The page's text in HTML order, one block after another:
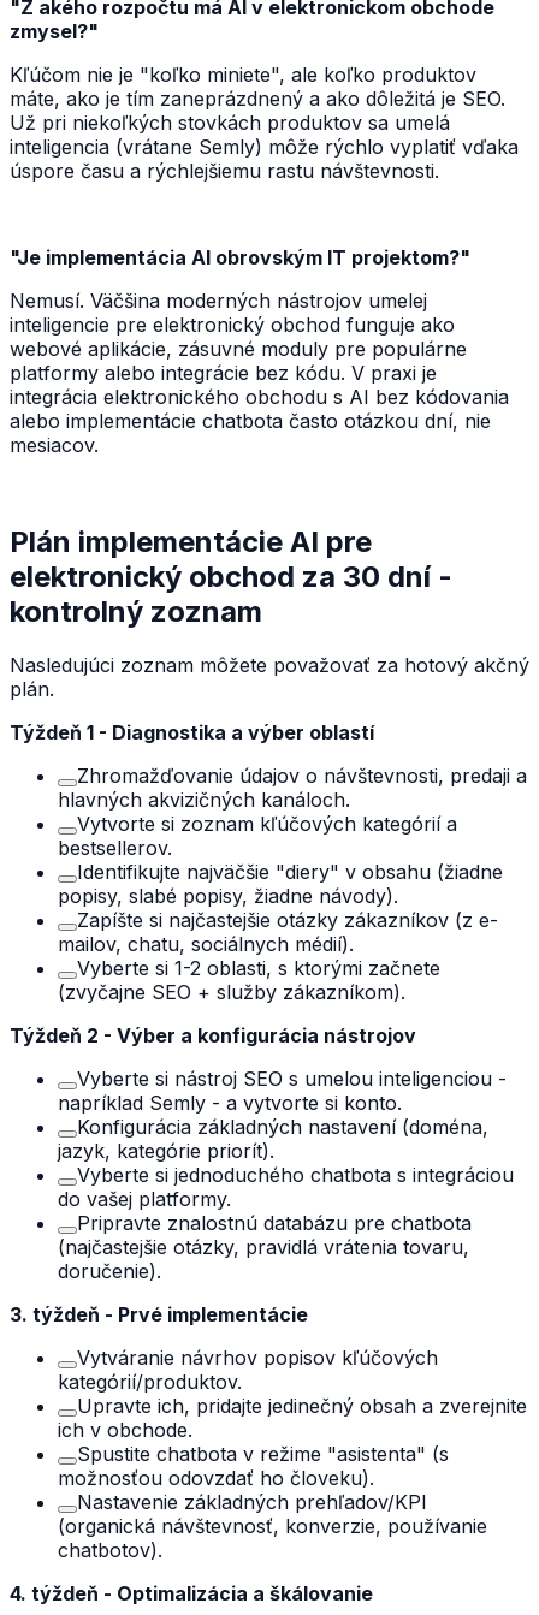
"Z akého rozpočtu má AI v elektronickom obchode
zmysel?"
Kľúčom nie je "koľko miniete", ale koľko produktov
máte, ako je tím zaneprázdnený a ako dôležitá je SEO.
Už pri niekoľkých stovkách produktov sa umelá
inteligencia (vrátane Semly) môže rýchlo vyplatiť vďaka
úspore času a rýchlejšiemu rastu návštevnosti.
"Je implementácia AI obrovským IT projektom?"
Nemusí. Väčšina moderných nástrojov umelej
inteligencie pre elektronický obchod funguje ako
webové aplikácie, zásuvné moduly pre populárne
platformy alebo integrácie bez kódu. V praxi je
integrácia elektronického obchodu s AI bez kódovania
alebo implementácie chatbota často otázkou dní, nie
mesiacov.
Plán implementácie AI pre
elektronický obchod za 30 dní -
kontrolný zoznam
Nasledujúci zoznam môžete považovať za hotový akčný
plán.
Týždeň 1 - Diagnostika a výber oblastí
Zhromažďovanie údajov o návštevnosti, predaji a
hlavných akvizičných kanáloch.
Vytvorte si zoznam kľúčových kategórií a
bestsellerov.
Identifikujte najväčšie "diery" v obsahu (žiadne
popisy, slabé popisy, žiadne návody).
Zapíšte si najčastejšie otázky zákazníkov (z e-
mailov, chatu, sociálnych médií).
Vyberte si 1-2 oblasti, s ktorými začnete
(zvyčajne SEO + služby zákazníkom).
Týždeň 2 - Výber a konfigurácia nástrojov
Vyberte si nástroj SEO s umelou inteligenciou -
napríklad Semly - a vytvorte si konto.
Konfigurácia základných nastavení (doména,
jazyk, kategórie priorít).
Vyberte si jednoduchého chatbota s integráciou
do vašej platformy.
Pripravte znalostnú databázu pre chatbota
(najčastejšie otázky, pravidlá vrátenia tovaru,
doručenie).
3. týždeň - Prvé implementácie
Vytváranie návrhov popisov kľúčových
kategórií/produktov.
Upravte ich, pridajte jedinečný obsah a zverejnite
ich v obchode.
Spustite chatbota v režime "asistenta" (s
možnosťou odovzdať ho človeku).
Nastavenie základných prehľadov/KPI
(organická návštevnosť, konverzie, používanie
chatbotov).
4. týždeň - Optimalizácia a škálovanie